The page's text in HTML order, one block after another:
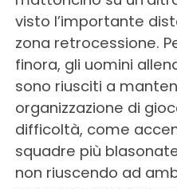
visto l’importante
zona retrocessione.
finora, gli uomini
sono riusciti a
organizzazione di
difficoltà, come
squadre più
non riuscendo ad